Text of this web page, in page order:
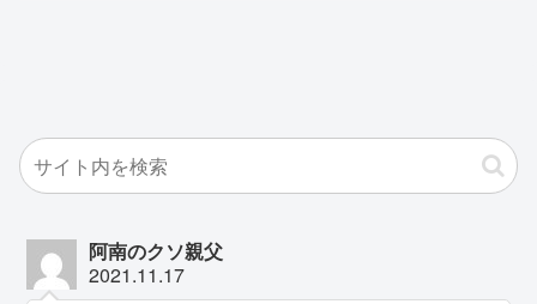
阿南のクソ親父
2021.11.17